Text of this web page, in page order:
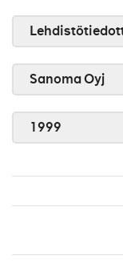
Sanoma Oyj
1999